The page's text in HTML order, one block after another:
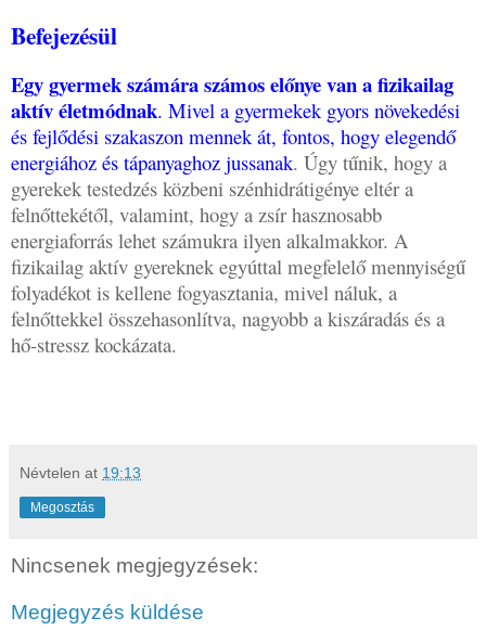
Befejezésül
Egy gyermek számára számos előnye van a fizikailag
aktív életmódnak. Mivel a gyermekek gyors növekedési
és fejlődési szakaszon mennek át, fontos, hogy elegendő
energiához és tápanyaghoz jussanak. Úgy tűnik, hogy a
gyerekek testedzés közbeni szénhidrátigénye eltér a
felnőttekétől, valamint, hogy a zsír hasznosabb
energiaforrás lehet számukra ilyen alkalmakkor. A
fizikailag aktív gyereknek egyúttal megfelelő mennyiségű
folyadékot is kellene fogyasztania, mivel náluk, a
felnőttekkel összehasonlítva, nagyobb a kiszáradás és a
hő-stressz kockázata.
Névtelen at 19:13
Megosztás
Nincsenek megjegyzések:
Megjegyzés küldése